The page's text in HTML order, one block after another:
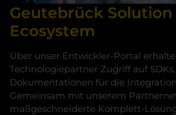
Geutebrück
Ecosystem
Über unser Entwickler-Portal
Technologiepartner Zugriff auf
Dokumentationen für die
Gemeinsam mit unserem
maßgeschneiderte Komplett-